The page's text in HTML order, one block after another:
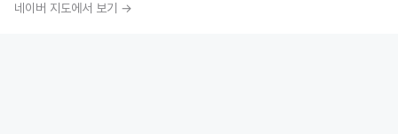
네이버 지도에서 보기 →